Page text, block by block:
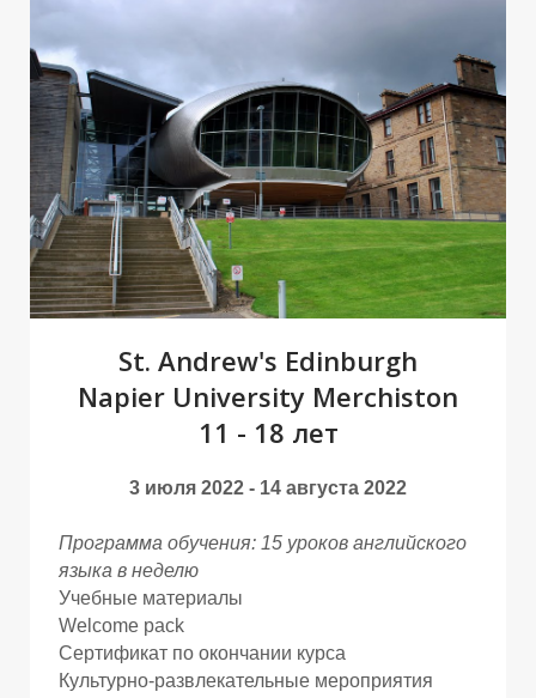
О
St. Andrew's Edinburgh
Napier University Merchiston
11 - 18 лет
3 июля 2022 - 14 августа 2022
Программа обучения: 15 уроков английского
языка в неделю
Учебные материалы
Welcome pack
Сертификат по окончании курса
Культурно-развлекательные мероприятия
О